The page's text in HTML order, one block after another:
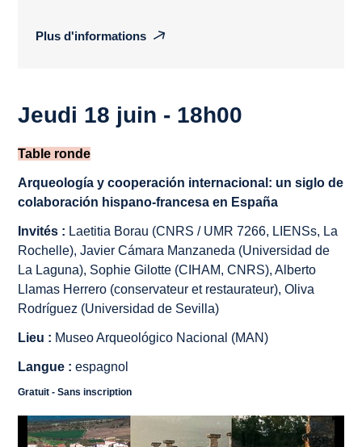
Plus d'informations
Jeudi 18 juin - 18h00
Table ronde
Arqueología y cooperación internacional: un siglo de
colaboración hispano-francesa en España
Invités : Laetitia Borau (CNRS / UMR 7266, LIENSs, La
Rochelle), Javier Cámara Manzaneda (Universidad de
La Laguna), Sophie Gilotte (CIHAM, CNRS), Alberto
Llamas Herrero (conservateur et restaurateur), Oliva
Rodríguez (Universidad de Sevilla)
Lieu : Museo Arqueológico Nacional (MAN)
Langue :espagnol
Gratuit - Sans inscription